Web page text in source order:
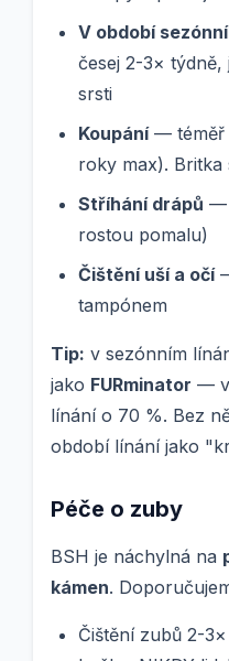
V období
česej 2-3×
srsti
Koupání— téměř
roky max). Britka
Stříhání drápů —
rostou pomalu)
Čištění uší a očí
tampónem
Tip: v sezónním
jako FURminator —
línání o 70 %. Bez
období línání jako
Péče o zuby
BSH je náchylná na
kámen.
Čištění zubů 2-